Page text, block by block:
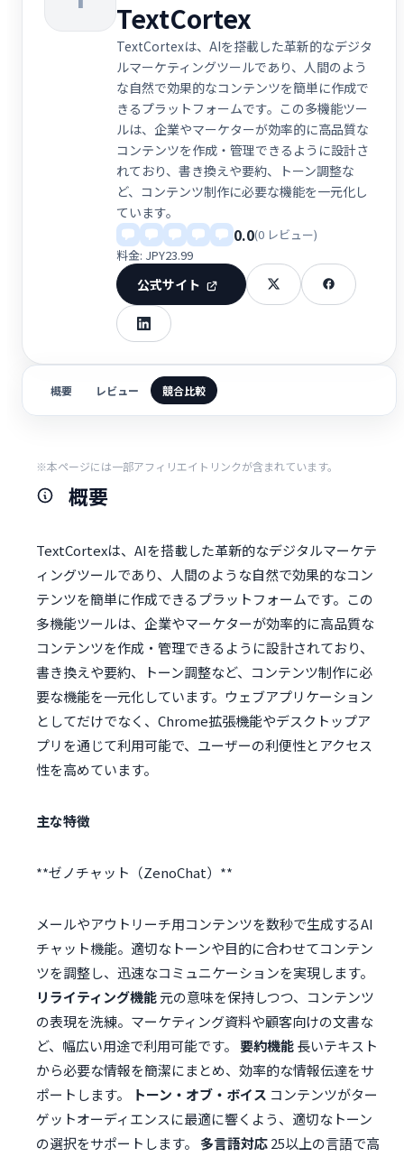
TextCortex
TextCortexは、AIを搭載した革新的なデジタ
ルマーケティングツールであり、人間のよう
な自然で効果的なコンテンツを簡単に作成で
きるプラットフォームです。この多機能ツー
ルは、企業やマーケターが効率的に高品質な
コンテンツを作成・管理できるように設計さ
れており、書き換えや要約、トーン調整な
ど、コンテンツ制作に必要な機能を一元化し
ています。
0.0(0 レビュー)
料金: JPY23.99
公式サイト
概要 レビュー 競合比較
※本ページには一部アフィリエイトリンクが含まれています。
概要
TextCortexは、AIを搭載した革新的なデジタルマーケテ
ィングツールであり、人間のような自然で効果的なコン
テンツを簡単に作成できるプラットフォームです。この
多機能ツールは、企業やマーケターが効率的に高品質な
コンテンツを作成・管理できるように設計されており、
書き換えや要約、トーン調整など、コンテンツ制作に必
要な機能を一元化しています。ウェブアプリケーション
としてだけでなく、Chrome拡張機能やデスクトップア
プリを通じて利用可能で、ユーザーの利便性とアクセス
性を高めています。
主な特徴
メールやアウトリーチ用コンテンツを数秒で生成するAI
チャット機能。適切なトーンや目的に合わせてコンテン
ツを調整し、迅速なコミュニケーションを実現します。
リライティング機能元の意味を保持しつつ、コンテンツ
の表現を洗練。マーケティング資料や顧客向けの文書な
ど、幅広い用途で利用可能です。 要約機能長いテキスト
から必要な情報を簡潔にまとめ、効率的な情報伝達をサ
ポートします。
トーン・オブ・ボイス コンテンツがター
ゲットオーディエンスに最適に響くよう、適切なトーン
の選択をサポートします。 多言語対応25以上の言語で高